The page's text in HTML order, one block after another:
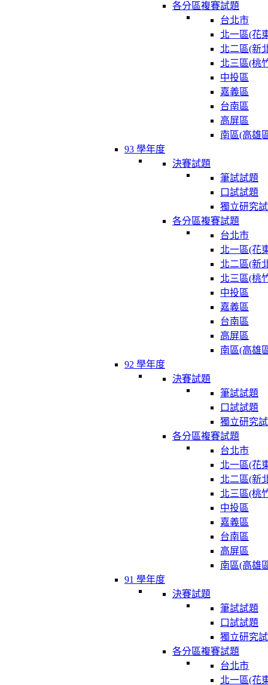
各分區複賽試題
台北市
北一區(花
北二區(新
北三區(桃
中投區
嘉義區
台南區
高屏區
南區(高雄
93 學年度
決賽試題
筆試試題
口試試題
獨立研究
各分區複賽試題
台北市
北一區(花
北二區(新
北三區(桃
中投區
嘉義區
台南區
高屏區
南區(高雄
92 學年度
決賽試題
筆試試題
口試試題
獨立研究
各分區複賽試題
台北市
北一區(花
北二區(新
北三區(桃
中投區
嘉義區
台南區
高屏區
南區(高雄
91 學年度
決賽試題
筆試試題
口試試題
獨立研究
各分區複賽試題
台北市
北一區(花